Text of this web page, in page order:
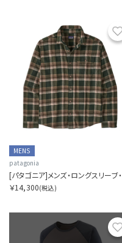
MENS
patagonia
￥14,300(税込)